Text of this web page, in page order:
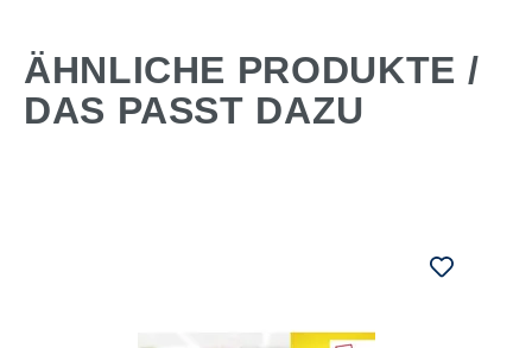
ÄHNLICHE PRODUKTE /
DAS PASST DAZU